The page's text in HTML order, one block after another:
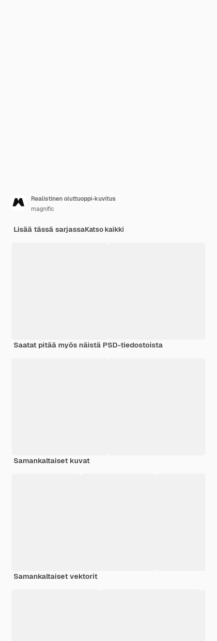
Realistinen oluttuoppi-kuvitus
magnific
Lisää tässä sarjassaKatso kaikki
Saatat pitää myös näistä PSD-tiedostoista
Samankaltaiset kuvat
Samankaltaiset vektorit